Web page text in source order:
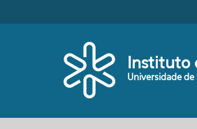
Instituto
Universidade de